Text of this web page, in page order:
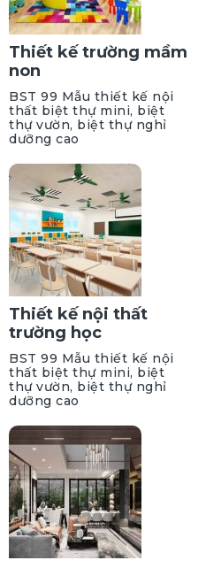
Thiết kế trường mầm
non
BST 99 Mẫu thiết kế nội
thất biệt thự mini, biệt
thự vườn, biệt thự nghỉ
dưỡng cao
Thiết kế nội thất
trường học
BST 99 Mẫu thiết kế nội
thất biệt thự mini, biệt
thự vườn, biệt thự nghỉ
dưỡng cao